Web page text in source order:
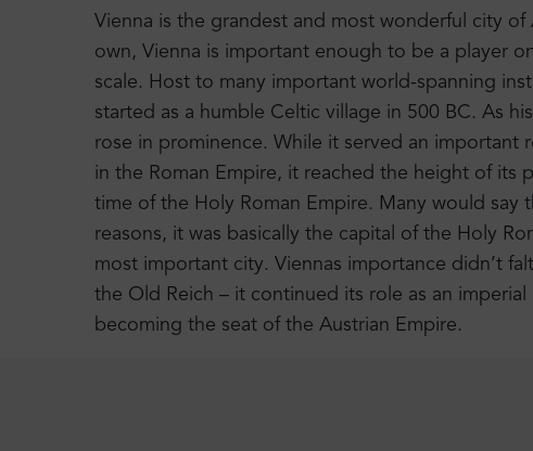
Vienna is the grandest and most wonderful city of
own, Vienna is important enough to be a player
scale. Host to many important world-spanning
started as a humble Celtic village in 500 BC. As
rose in prominence. While it served an important
in the Roman Empire, it reached the height of its
time of the Holy Roman Empire. Many would say
reasons, it was basically the capital of the Holy
most important city. Viennas importance didn’t
the Old Reich – it continued its role as an imperial
becoming the seat of the Austrian Empire.